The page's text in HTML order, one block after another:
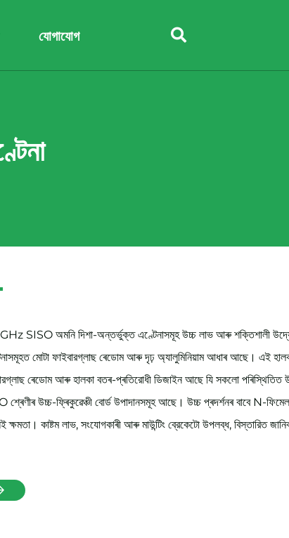
যোগাযোগ
অমনি দিশা-অন্তৰ্ভুক্ত এণ্টেনাসমূহ উচ্চ লাভ আৰু শক্তিশালী
মোটা ফাইবারগ্লাছ ৰেডোম আৰু দৃঢ় অ্যালুমিনিয়াম আধাৰ আছে। এই
ৰেডোম আৰু হালকা বতৰ-প্ৰতিরোধী ডিজাইন আছে যি সকলো পৰিস্থিতিত
শ্ৰেণীৰ উচ্চ-ফ্ৰিকুৱেঞ্চী বোর্ড উপাদানসমূহ আছে। উচ্চ প্ৰদৰ্শনৰ বাবে N-ফিমেল
কাষ্টম লাভ, সংযোগকাৰী আৰু মাউন্টিং ব্রেকেটো উপলব্ধ, বিস্তারিত